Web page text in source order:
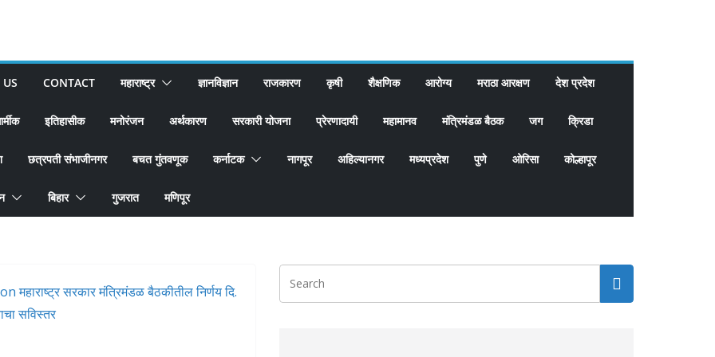
CONTACT महाराष्ट्र ज्ञानविज्ञान राजकारण कृषी शैक्षणिक आरोग्य मराठा आरक्षण देश प्रदेश
इतिहासीक मनोरंजन अर्थकारण सरकारी योजना प्रेरणादायी महामानव मंत्रिमंडळ बैठक जग क्रिडा
छत्रपती संभाजीनगर बचत गुंतवणूक कर्नाटक नागपूर अहिल्यानगर मध्यप्रदेश पुणे ओरिसा कोल्हापूर
बिहार गुजरात मणिपूर